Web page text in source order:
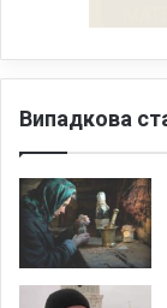
Випадкова